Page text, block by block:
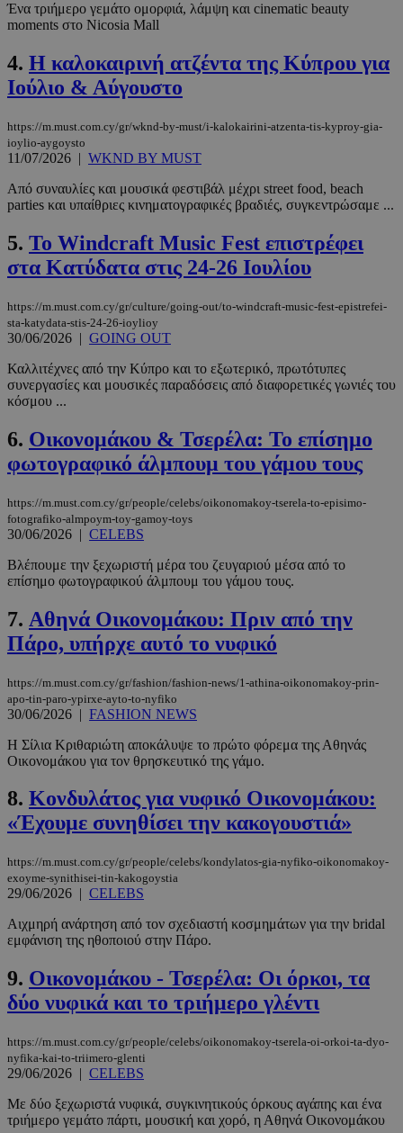
Ένα τριήμερο γεμάτο ομορφιά, λάμψη και cinematic beauty
moments στο Nicosia Mall
4. Η καλοκαιρινή ατζέντα της Κύπρου για
Ιούλιο & Αύγουστο
https://m.must.com.cy/gr/wknd-by-must/i-kalokairini-atzenta-tis-kyproy-gia-
ioylio-aygoysto
11/07/2026 | WKND BY MUST
Από συναυλίες και μουσικά φεστιβάλ μέχρι street food, beach
parties και υπαίθριες κινηματογραφικές βραδιές, συγκεντρώσαμε ...
5. Το Windcraft Music Fest επιστρέφει
στα Κατύδατα στις 24-26 Ιουλίου
https://m.must.com.cy/gr/culture/going-out/to-windcraft-music-fest-epistrefei-
sta-katydata-stis-24-26-ioylioy
30/06/2026 | GOING OUT
Καλλιτέχνες από την Κύπρο και το εξωτερικό, πρωτότυπες
συνεργασίες και μουσικές παραδόσεις από διαφορετικές γωνιές του
κόσμου ...
6. Οικονομάκου & Τσερέλα: Το επίσημο
φωτογραφικό άλμπουμ του γάμου τους
https://m.must.com.cy/gr/people/celebs/oikonomakoy-tserela-to-episimo-
fotografiko-almpoym-toy-gamoy-toys
30/06/2026 | CELEBS
Βλέπουμε την ξεχωριστή μέρα του ζευγαριού μέσα από το
επίσημο φωτογραφικού άλμπουμ του γάμου τους.
7. Αθηνά Oικονομάκου: Πριν από την
Πάρο, υπήρχε αυτό το νυφικό
https://m.must.com.cy/gr/fashion/fashion-news/1-athina-oikonomakoy-prin-
apo-tin-paro-ypirxe-ayto-to-nyfiko
30/06/2026 | FASHION NEWS
Η Σίλια Κριθαριώτη αποκάλυψε το πρώτο φόρεμα της Αθηνάς
Οικονομάκου για τον θρησκευτικό της γάμο.
8. Κονδυλάτος για νυφικό Οικονομάκου:
«Έχουμε συνηθίσει την κακογουστιά»
https://m.must.com.cy/gr/people/celebs/kondylatos-gia-nyfiko-oikonomakoy-
exoyme-synithisei-tin-kakogoystia
29/06/2026 | CELEBS
Αιχμηρή ανάρτηση από τον σχεδιαστή κοσμημάτων για την bridal
εμφάνιση της ηθοποιού στην Πάρο.
9. Οικονομάκου - Τσερέλα: Οι όρκοι, τα
δύο νυφικά και το τριήμερο γλέντι
https://m.must.com.cy/gr/people/celebs/oikonomakoy-tserela-oi-orkoi-ta-dyo-
nyfika-kai-to-triimero-glenti
29/06/2026 | CELEBS
Με δύο ξεχωριστά νυφικά, συγκινητικούς όρκους αγάπης και ένα
τριήμερο γεμάτο πάρτι, μουσική και χορό, η Αθηνά Οικονομάκου